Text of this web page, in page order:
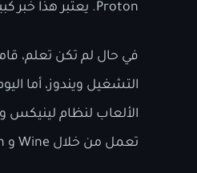
Proton. يعتبر هذا خبر كبير لمحبي لينيكس ولمن سيقوم بشراء جهاز الألعاب المحمول Steam Deck.
التشغيل ويندوز، أما
الألعاب لنظام لينيكس
تعمل من خلال Wine و Proton.